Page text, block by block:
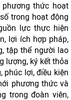
thức hoạt
trong hoạt động
lực thực hiện
lợi ích hợp pháp,
tập thể người lao
lượng, ký kết thỏa
phúc lợi, điều kiện
phương thức và
trong đoàn viên,